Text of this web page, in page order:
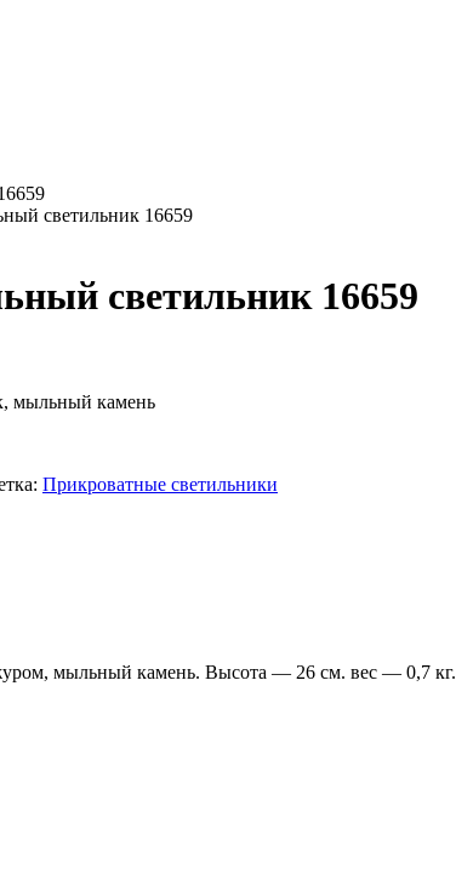
светильник 16659
светильник 16659
мыльный камень
Прикроватные светильники
мыльный камень. Высота — 26 см. вес — 0,7 кг.